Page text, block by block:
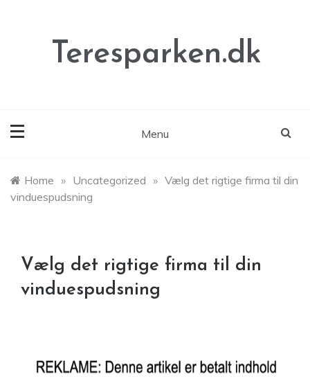
Teresparken.dk
Menu
Home » Uncategorized » Vælg det rigtige firma til din
vinduespudsning
Vælg det rigtige firma til din
vinduespudsning